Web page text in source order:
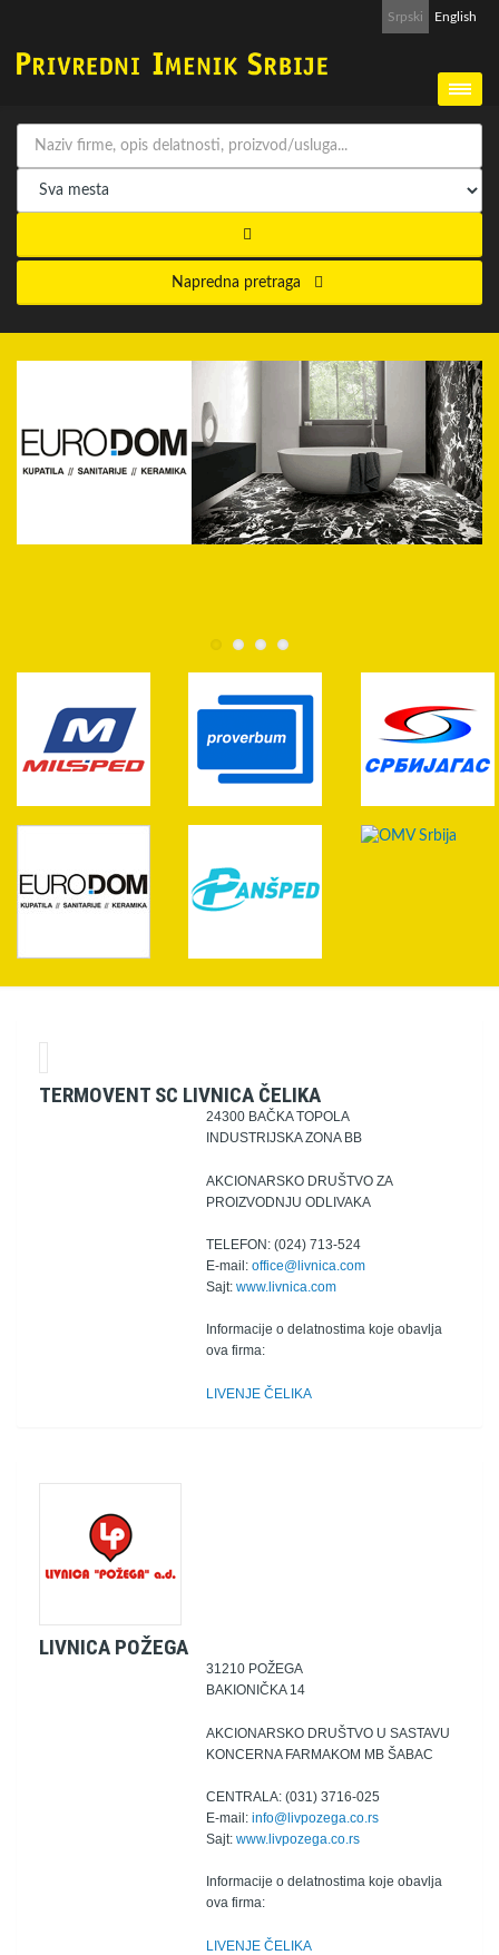
Srpski English
Napredna pretraga
TERMOVENT SC LIVNICA ČELIKA
24300 BAČKA TOPOLA
INDUSTRIJSKA ZONA BB
AKCIONARSKO DRUŠTVO ZA
PROIZVODNJU ODLIVAKA
TELEFON: (024) 713-524
E-mail: office@livnica.com
Sajt: www.livnica.com
Informacije o delatnostima koje obavlja
ova firma:
LIVENJE ČELIKA
LIVNICA POŽEGA
31210 POŽEGA
BAKIONIČKA 14
AKCIONARSKO DRUŠTVO U SASTAVU
KONCERNA FARMAKOM MB ŠABAC
CENTRALA: (031) 3716-025
E-mail: info@livpozega.co.rs
Sajt: www.livpozega.co.rs
Informacije o delatnostima koje obavlja
ova firma:
LIVENJE ČELIKA